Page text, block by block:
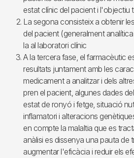
estat clínic del pacient i l'objectiu
La segona consisteix a obtenir
del pacient (generalment
la al laboratori clínic
A la tercera fase, el farmacèutic
resultats juntament amb les
medicament a analitzar i dels
pren el pacient, algunes dades
estat de ronyó i fetge, situació
inflamatori i alteracions
en compte la malaltia que es
anàlisi es dissenya una pauta de
augmentar l'eficàcia i reduir els